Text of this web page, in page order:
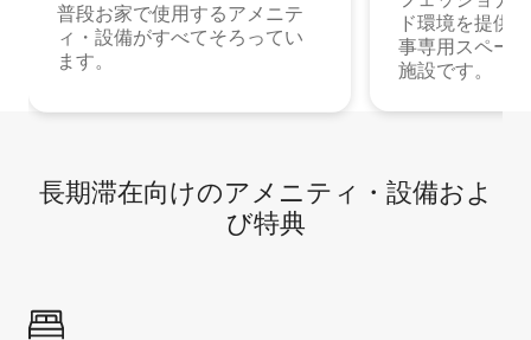
普段お家で使用するアメニテ
ィ・設備がすべてそろってい
ます。
ド環境を提供
事専用スペー
施設です。
長期滞在向け⁠のア⁠メ⁠ニ⁠テ⁠ィ⁠・設⁠備⁠およ
び特⁠典